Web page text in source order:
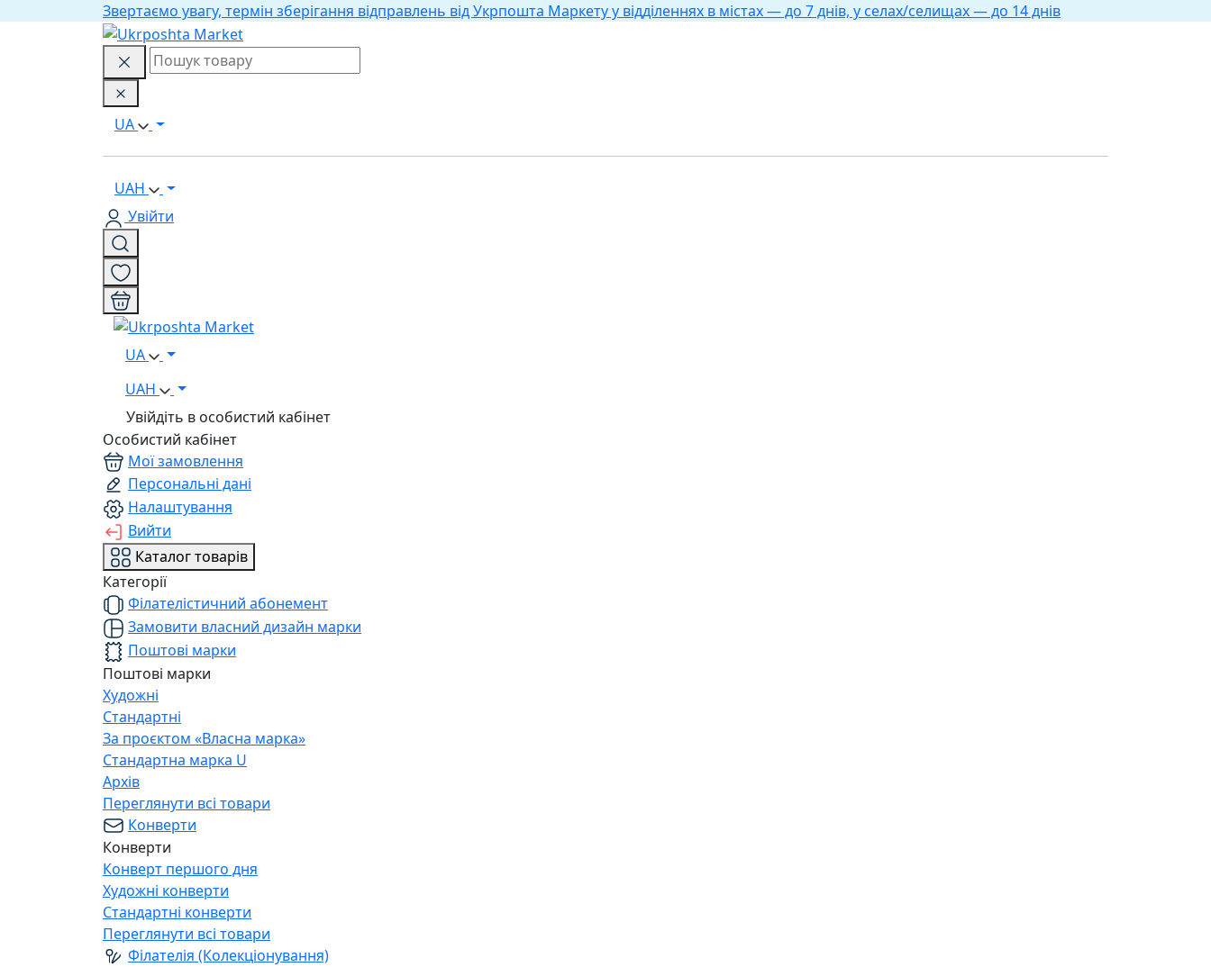
Звертаємо увагу, термін зберігання відправлень від Укрпошта Маркету у відділеннях в містах — до 7 днів, у селах/селищах — до 14 днів
UA
UAH
Увійти
UA
UAH
Увійдіть в особистий кабінет
Особистий кабінет
Мої замовлення
Персональні дані
Налаштування
Вийти
Каталог товарів
Категорії
Філателістичний абонемент
Замовити власний дизайн марки
Поштові марки
Поштові марки
Художні
Стандартні
За проєктом «Власна марка»
Стандартна марка U
Архів
Переглянути всі товари
Конверти
Конверти
Конверт першого дня
Художні конверти
Стандартні конверти
Переглянути всі товари
Філателія (Колекціонування)